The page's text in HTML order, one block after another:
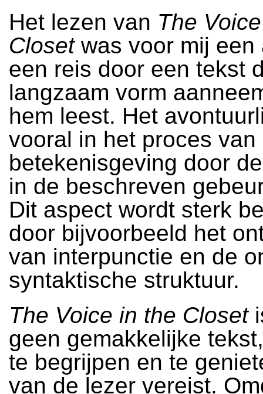
Het lezen van The
Closet was voor mij een
een reis door een tekst
langzaam vorm
hem leest. Het
vooral in het proces van
betekenisgeving door
in de beschreven
Dit aspect wordt sterk
door bijvoorbeeld het
van interpunctie en de
syntaktische struktuur.
The Voice in the Closet
geen gemakkelijke
te begrijpen en te
van de lezer vereist.